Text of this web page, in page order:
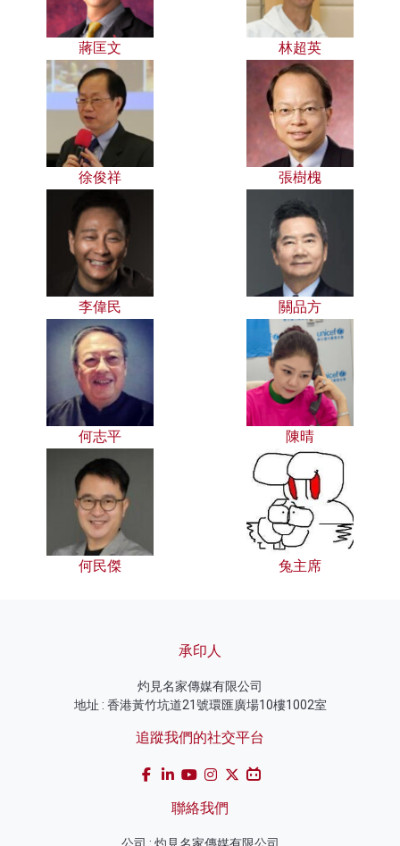
蔣匡文 林超英
徐俊祥 張樹槐
李偉民 關品方
何志平 陳晴
何民傑 兔主席
承印人
灼見名家傳媒有限公司
地址 : 香港黃竹坑道21號環匯廣場10樓1002室
追蹤我們的社交平台
聯絡我們
公司 : 灼見名家傳媒有限公司